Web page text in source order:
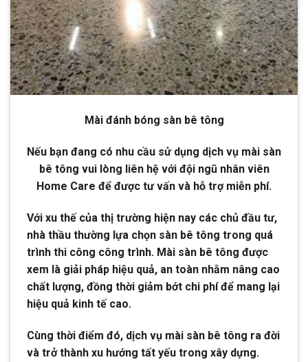
Mài đánh bóng sàn bê tông
Nếu bạn đang có nhu cầu sử dụng dịch vụ mài sàn
bê tông vui lòng liên hệ với đội ngũ nhân viên
Home Care để được tư vấn và hỗ trợ miễn phí.
Với xu thế của thị trường hiện nay các chủ đầu tư,
nhà thầu thường lựa chọn sàn bê tông trong quá
trình thi công công trình. Mài sàn bê tông được
xem là giải pháp hiệu quả, an toàn nhằm nâng cao
chất lượng, đồng thời giảm bớt chi phí để mang lại
hiệu quả kinh tế cao.
Cùng thời điểm đó, dịch vụ mài sàn bê tông ra đời
và trở thành xu hướng tất yếu trong xây dựng.